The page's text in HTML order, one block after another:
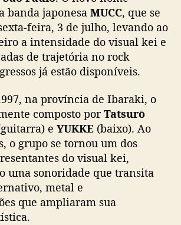
u
n
c
i
a
M
C
C
n
o
i
n
-
banda japonesa MUCC, que se
feira, 3 de julho, levando ao
a intensidade do visual kei e
de trajetória no rock
já estão disponíveis.
na província de Ibaraki, o
composto porTatsurō
e YUKKE (baixo). Ao
o grupo se tornou um dos
do visual kei,
uma sonoridade que transita
metal e
que ampliaram sua